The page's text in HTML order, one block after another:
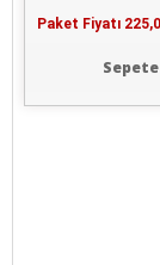
Paket Fiyatı